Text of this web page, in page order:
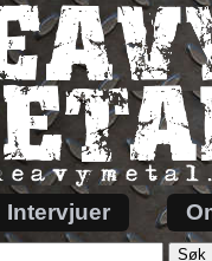
Intervjuer